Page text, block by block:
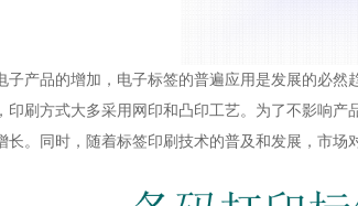
子产品的增加，电子标签的普遍应用是发展的必
印刷方式大多采用网印和凸印工艺。为了不影响
长。同时，随着标签印刷技术的普及和发展，市